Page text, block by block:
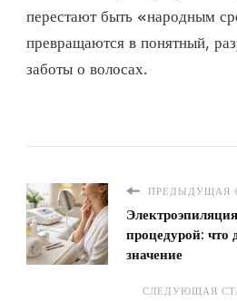
перестают быть «народным
превращаются в понятный,
заботы о волосах.
ПРЕДЫДУЩАЯ
процедурой: что
значение
СЛЕДУЮЩАЯ